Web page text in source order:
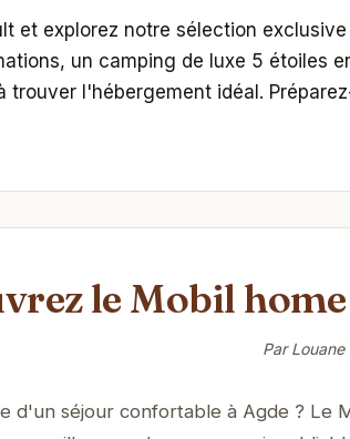
et explorez notre sélection
un camping de luxe 5 étoiles
trouver l'hébergement idéal.
le Mobil
Par
d'un séjour confortable à Agde ? Le